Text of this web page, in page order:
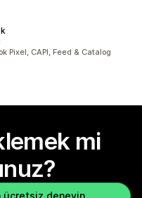
Pixel, CAPI, Feed & Catalog
mi